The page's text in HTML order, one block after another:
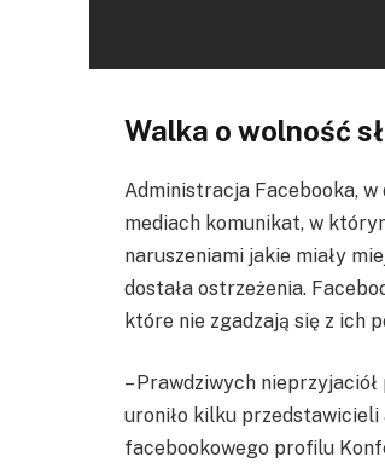
Walka o wolność
Administracja Facebooka,
mediach komunikat, w
naruszeniami jakie miały
dostała ostrzeżenia.
które nie zgadzają się z ich
– Prawdziwych
uroniło kilku przedstawicieli
facebookowego profilu